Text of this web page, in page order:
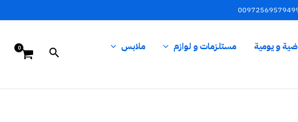
و يومية مستلزمات و لوازم
ملابس
البحث